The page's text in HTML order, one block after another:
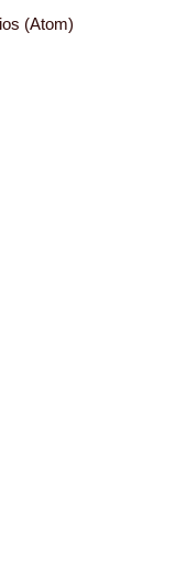
(Atom)